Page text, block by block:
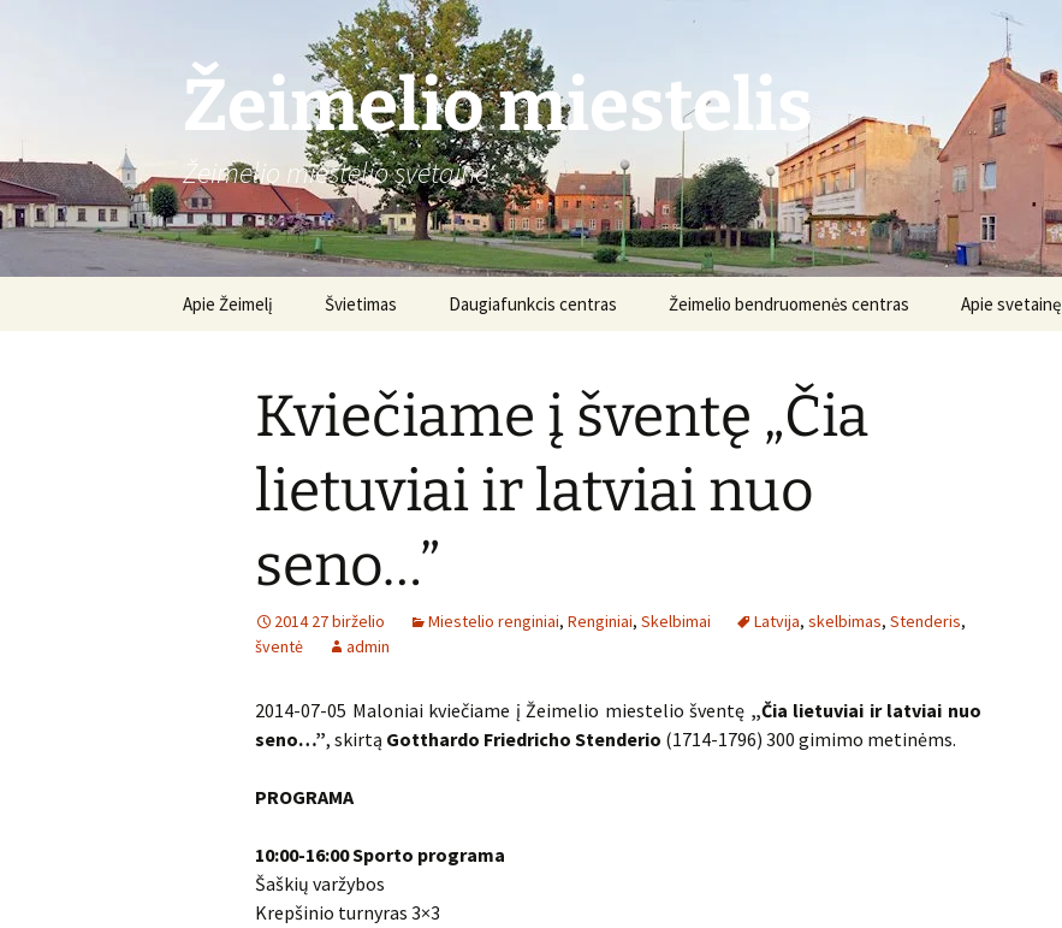
Žeimelio miestelis
Žeimelio miestelio svetainė
Apie Žeimelį Švietimas Daugiafunkcis centras
Renginiai
Žeimelio bendruomenės centras
Veikla
Informacija
Apie svetainę
Kviečiame į šventę „Čia
lietuviai ir latviai nuo
seno…”
2014 27 birželio Miestelio renginiai, Renginiai, Skelbimai Latvija, skelbimas, Stenderis,
šventė
admin
2014-07-05 Maloniai kviečiame į Žeimelio miestelio šventę „Čia lietuviai ir latviai nuo
seno…”, skirtą Gotthardo Friedricho Stenderio (1714-1796) 300 gimimo metinėms.
PROGRAMA
10:00-16:00 Sporto programa
Šaškių varžybos
Krepšinio turnyras 3×3